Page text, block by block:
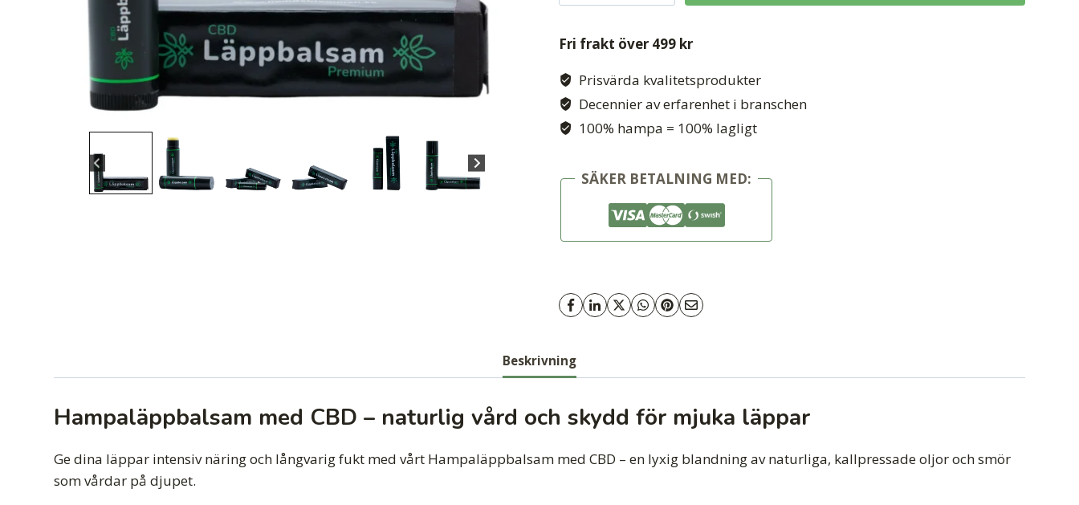
mängd
Fri frakt över 499 kr
Prisvärda kvalitetsprodukter
Decennier av erfarenhet i branschen
100% hampa = 100% lagligt
SÄKER BETALNING MED:
Beskrivning
Hampaläppbalsam med CBD – naturlig vård och skydd för mjuka läppar
Ge dina läppar intensiv näring och långvarig fukt med vårt Hampaläppbalsam med CBD – en lyxig blandning av naturliga, kallpressade oljor och smör
som vårdar på djupet.